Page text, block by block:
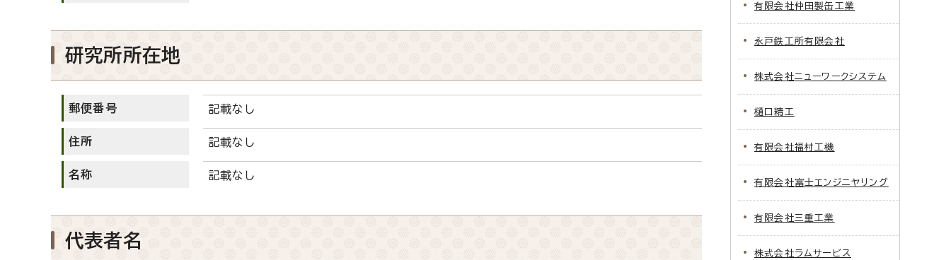
研究所所在地
郵便番号 記載なし
住所 記載なし
名称 記載なし
代表者名
有限会社仲田製缶工業
永戸鉄工所有限会社
株式会社ニューワークシステム
樋口精工
有限会社福村工機
有限会社富士エンジニヤリング
有限会社三重工業
株式会社ラムサービス